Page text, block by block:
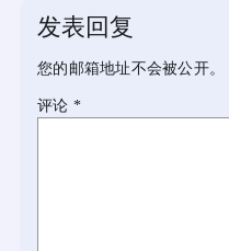
发表回复
您的邮箱地址不会被公开。
评论 *